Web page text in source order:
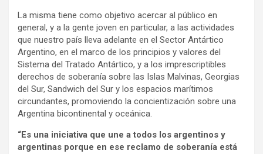
La misma tiene como objetivo acercar al público en
general, y a la gente joven en particular, a las actividades
que nuestro país lleva adelante en el Sector Antártico
Argentino, en el marco de los principios y valores del
Sistema del Tratado Antártico, y a los imprescriptibles
derechos de soberanía sobre las Islas Malvinas, Georgias
del Sur, Sandwich del Sur y los espacios marítimos
circundantes, promoviendo la concientización sobre una
Argentina bicontinental y oceánica.
“Es una iniciativa que une a todos los argentinos y
argentinas porque en ese reclamo de soberanía está